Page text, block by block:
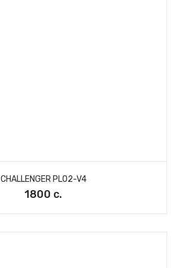
CHALLENGER PL02-V4
1800 с.